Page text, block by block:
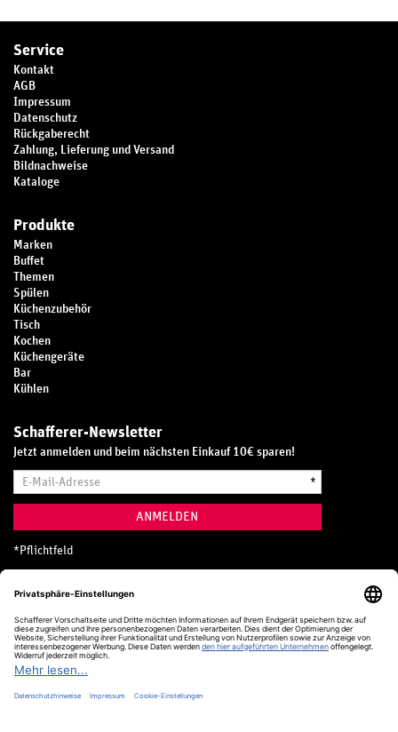
Service
Kontakt
AGB
Impressum
Datenschutz
Rückgaberecht
Zahlung, Lieferung und Versand
Bildnachweise
Kataloge
Produkte
Marken
Buffet
Themen
Spülen
Küchenzubehör
Tisch
Kochen
Küchengeräte
Bar
Kühlen
Schafferer-Newsletter
Jetzt anmelden und beim nächsten Einkauf 10€ sparen!
Mail-
*
ANMELDEN
* Pflichtfeld
Hotline
0800 20 70 300 (D)
Kostenlos aus dem deutschen Festnetz
24 Stunden / 365 Tage im Jahr